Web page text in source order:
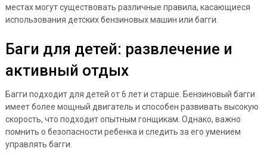
местах могут существовать различные правила, касающиеся
использования детских бензиновых машин или багги.
Баги для детей: развлечение и
активный отдых
Багги подходит для детей от 6 лет и старше. Бензиновый багги
имеет более мощный двигатель и способен развивать высокую
скорость, что подходит опытным гонщикам. Однако, важно
помнить о безопасности ребенка и следить за его умением
управлять багги.